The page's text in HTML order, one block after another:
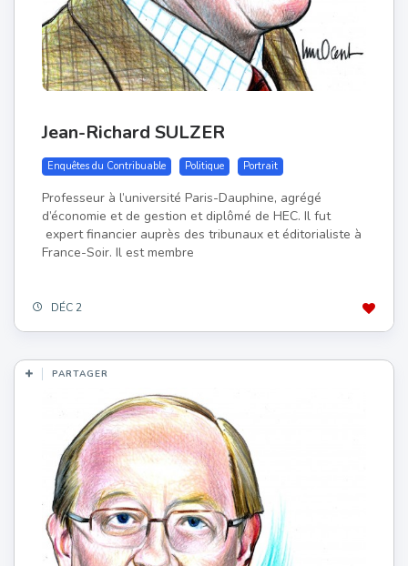
Jean-Richard SULZER
Enquêtes du Contribuable Politique Portrait
Professeur à l’université Paris-Dauphine, agrégé
d’économie et de gestion et diplômé de HEC. Il fut
expert financier auprès des tribunaux et éditorialiste à
France-Soir. Il est membre
DÉC 2
PARTAGER